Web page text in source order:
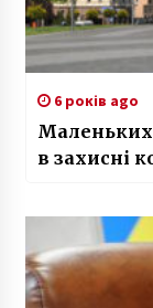
6 років ago
Маленьких
в захисні